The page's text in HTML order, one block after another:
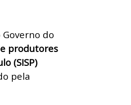
do
produtores
(SISP)
pela